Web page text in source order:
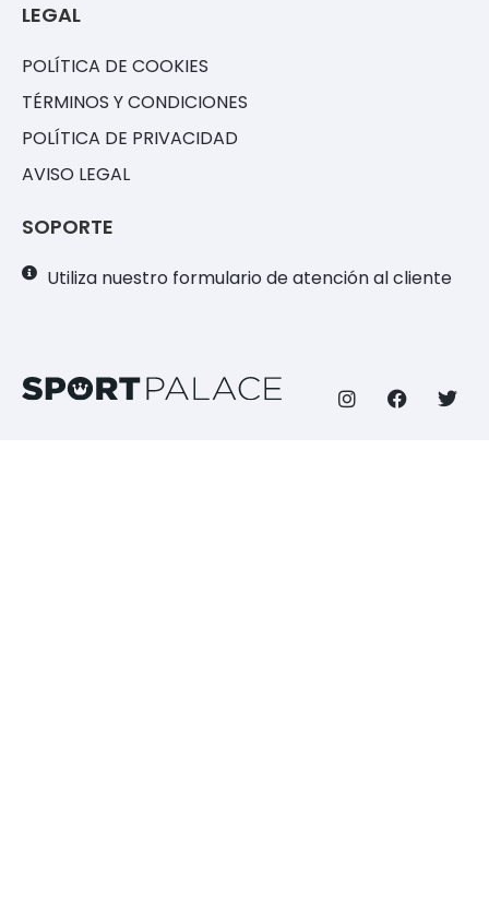
LEGAL
POLÍTICA DE COOKIES
TÉRMINOS Y CONDICIONES
POLÍTICA DE PRIVACIDAD
AVISO LEGAL
SOPORTE
Utiliza nuestro formulario de atención al cliente